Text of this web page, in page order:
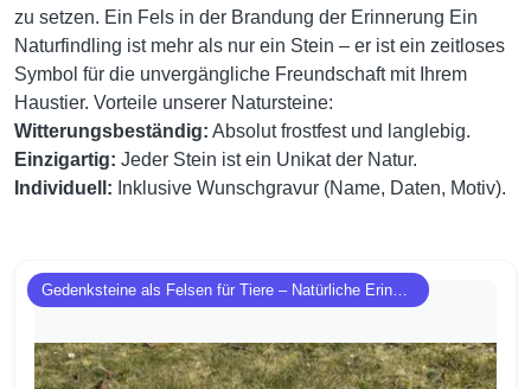
zu setzen. Ein Fels in der Brandung der Erinnerung Ein
Naturfindling ist mehr als nur ein Stein – er ist ein zeitloses
Symbol für die unvergängliche Freundschaft mit Ihrem
Haustier. Vorteile unserer Natursteine:
Witterungsbeständig: Absolut frostfest und langlebig.
Einzigartig: Jeder Stein ist ein Unikat der Natur.
Individuell: Inklusive Wunschgravur (Name, Daten, Motiv).
Gedenksteine als Felsen für Tiere – Natürliche Erinnerung